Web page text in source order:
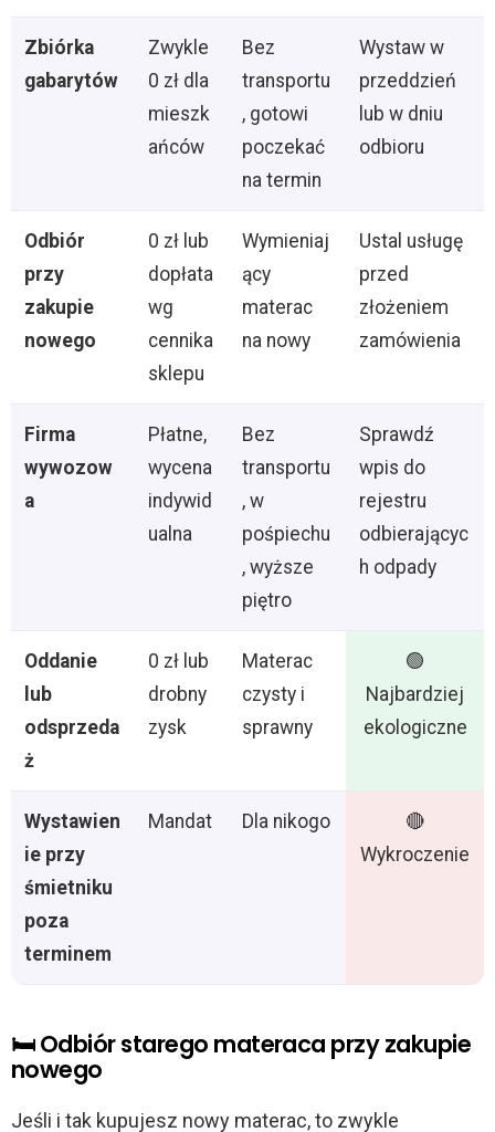
Zbiórka
gabarytów
Zwykle
0 zł dla
mieszk
ańców
Bez
transportu
, gotowi
poczekać
na termin
Wystaw w
przeddzień
lub w dniu
odbioru
Odbiór
przy
zakupie
nowego
0 zł lub
dopłata
wg
cennika
sklepu
Wymieniaj
ący
materac
na nowy
Ustal usługę
przed
złożeniem
zamówienia
Firma
wywozow
a
Płatne,
wycena
indywid
ualna
Bez
transportu
, w
pośpiechu
, wyższe
piętro
Sprawdź
wpis do
rejestru
odbierającyc
h odpady
Oddanie
lub
odsprzeda
ż
0 zł lub
drobny
zysk
Materac
czysty i
sprawny
🟢
Najbardziej
ekologiczne
Wystawien
ie przy
śmietniku
poza
terminem
Mandat Dla nikogo
🔴
Wykroczenie
🛏️ Odbiór starego materaca przy zakupie
nowego
Jeśli i tak kupujesz nowy materac, to zwykle